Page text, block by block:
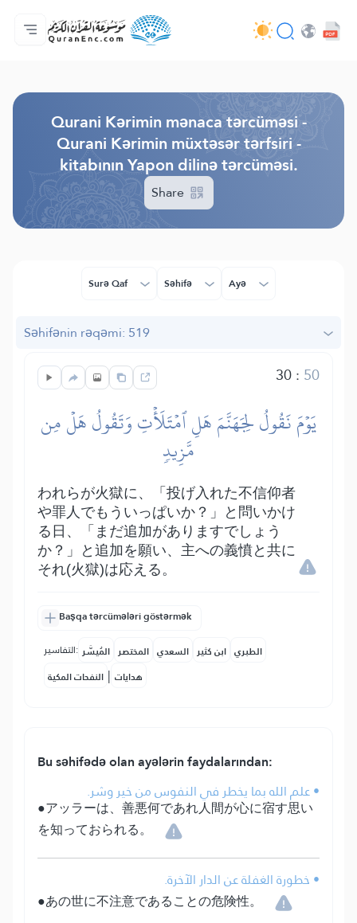
Ana səhifə
Tərcümənin mündəricatı
Audio
Tərtibatçıların xidməti - API
Layihə haqqında
Bizimlə əlaqə saxla
Dil
Qurani Kərimin mənaca tərcüməsi -
Qurani Kərimin müxtəsər tərfsiri -
kitabının Yapon dilinə tərcüməsi.
Share
Surə Qaf Səhifə Ayə
Səhifənin rəqəmi: 519
30: 50
يَوۡمَ نَقُولُ لِجَهَنَّمَ هَلِ ٱمۡتَلَأۡتِ وَتَقُولُ هَلۡ مِن
مَّزِيدٖ
われらが火獄に、「投げ入れた不信仰者
や罪人でもういっぱいか？」と問いかけ
る日、「まだ追加がありますでしょう
か？」と追加を願い、主への義憤と共に
それ(火獄)は応える。
Başqa tərcümələri göstərmək
التفاسير: المُيسَّر المختصر السعدي ابن كثير الطبري
النفحات المكية | هدايات
Bu səhifədə olan ayələrin faydalarından:
• علم الله بما يخطر في النفوس من خير وشر.
●アッラーは、善悪何であれ人間が心に宿す思い
を知っておられる。
• خطورة الغفلة عن الدار الآخرة.
●あの世に不注意であることの危険性。